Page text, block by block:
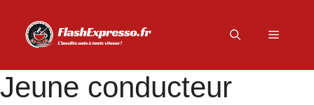
contenu
Menu
Jeune conducteur